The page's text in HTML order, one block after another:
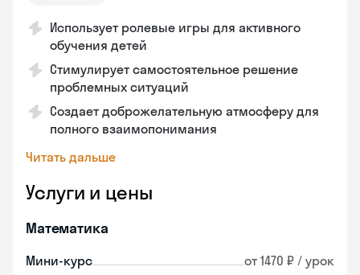
Использует ролевые игры для активного
обучения детей
Стимулирует самостоятельное решение
проблемных ситуаций
Создает доброжелательную атмосферу для
полного взаимопонимания
Читать дальше
Услуги и цены
Математика
Мини-курс от 1470 ₽ / урок